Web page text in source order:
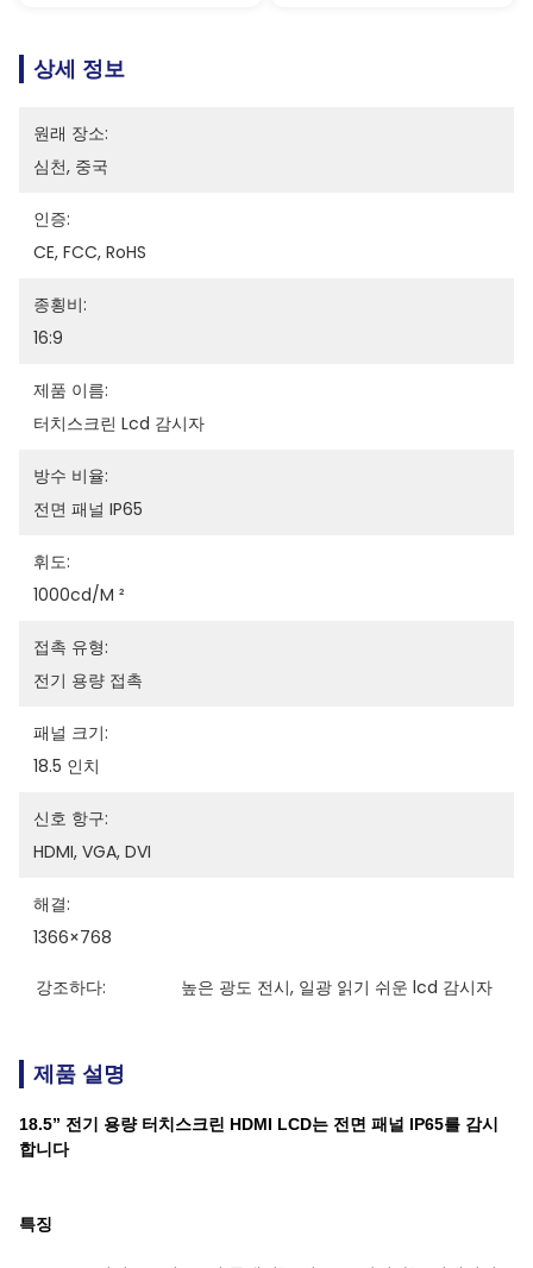
상세 정보
원래 장소:
심천, 중국
인증:
CE, FCC, RoHS
종횡비:
16:9
제품 이름:
터치스크린 Lcd 감시자
방수 비율:
전면 패널 IP65
휘도:
1000cd/m ²
접촉 유형:
전기 용량 접촉
패널 크기:
18.5 인치
신호 항구:
HDMI, VGA, DVI
해결:
1366×768
강조하다: 높은 광도 전시, 일광 읽기 쉬운 lcd 감시자
제품 설명
18.5” 전기 용량 터치스크린 HDMI LCD는 전면 패널 IP65를 감시
합니다
특징